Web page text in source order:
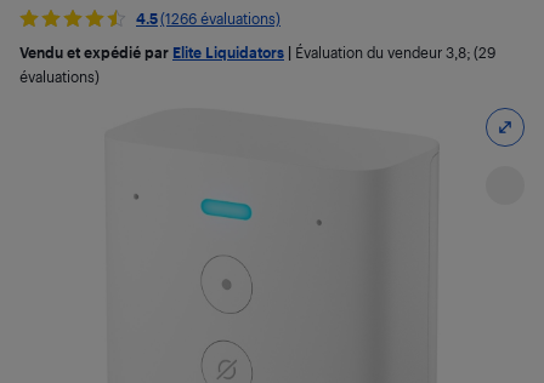
4.5(1266 évaluations)
Vendu et expédié par Elite Liquidators Évaluation du vendeur 3,8; (29
évaluations)